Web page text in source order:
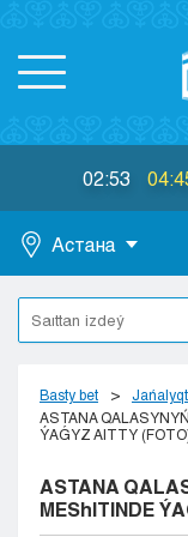
02:53
Астана
Astana
Almaty
Aktobe
Atyraý
Jezkazgan
Kokshetaý
Kostanaı
Basty bet
ASTANA
ÝAǴYZ AITTY
ASTANA
MEShITINDE